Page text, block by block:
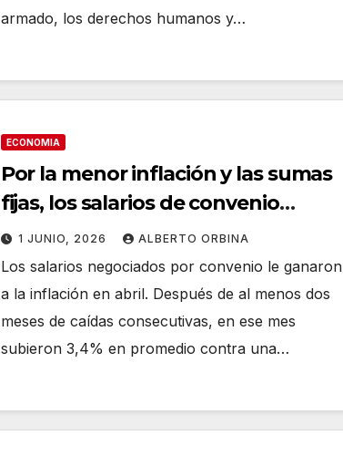
armado, los derechos humanos y…
ECONOMIA
Por la menor inflación y las sumas
fijas, los salarios de convenio
repuntaron en abril
1 JUNIO, 2026 ALBERTO ORBINA
Los salarios negociados por convenio le ganaron
a la inflación en abril. Después de al menos dos
meses de caídas consecutivas, en ese mes
subieron 3,4% en promedio contra una…